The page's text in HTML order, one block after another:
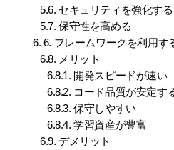
5.6. セキュリティを強化する
5.7. 保守性を高める
6. 6. フレームワークを利用す
6.8. メリット
6.8.1. 開発スピードが速い
6.8.2. コード品質が安定す
6.8.3. 保守しやすい
6.8.4. 学習資産が豊富
6.9. デメリット